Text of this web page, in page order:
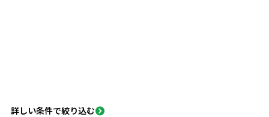
詳しい条件で絞り込む